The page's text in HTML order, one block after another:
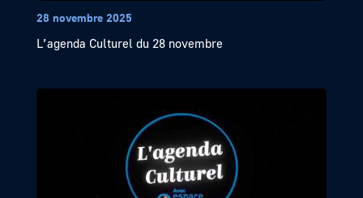
28 novembre 2025
L’agenda Culturel du 28 novembre